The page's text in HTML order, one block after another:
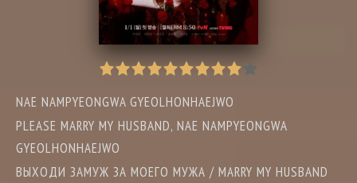
NAE NAMPYEONGWA GYEOLHONHAEJWO
PLEASE MARRY MY HUSBAND, NAE NAMPYEONGWA
GYEOLHONHAEJWO
ВЫХОДИ ЗАМУЖ ЗА МОЕГО МУЖА / MARRY MY HUSBAND